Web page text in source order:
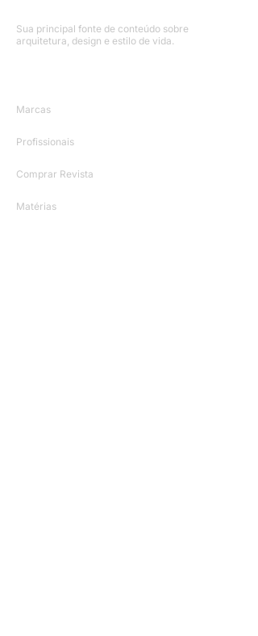
Sua principal fonte de conteúdo sobre
arquitetura, design e estilo de vida.
Marcas
Profissionais
Comprar Revista
Matérias